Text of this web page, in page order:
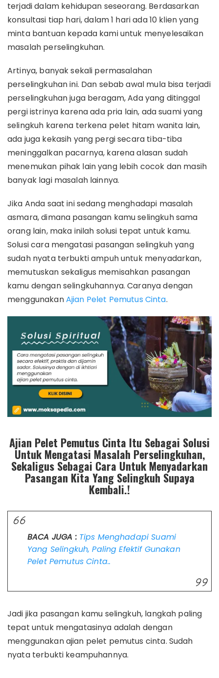
terjadi dalam kehidupan seseorang. Berdasarkan
konsultasi tiap hari, dalam 1 hari ada 10 klien yang
minta bantuan kepada kami untuk menyelesaikan
masalah perselingkuhan.
Artinya, banyak sekali permasalahan
perselingkuhan ini. Dan sebab awal mula bisa terjadi
perselingkuhan juga beragam, Ada yang ditinggal
pergi istrinya karena ada pria lain, ada suami yang
selingkuh karena terkena pelet hitam wanita lain,
ada juga kekasih yang pergi secara tiba-tiba
meninggalkan pacarnya, karena alasan sudah
menemukan pihak lain yang lebih cocok dan masih
banyak lagi masalah lainnya.
Jika Anda saat ini sedang menghadapi masalah
asmara, dimana pasangan kamu selingkuh sama
orang lain, maka inilah solusi tepat untuk kamu.
Solusi cara mengatasi pasangan selingkuh yang
sudah nyata terbukti ampuh untuk menyadarkan,
memutuskan sekaligus memisahkan pasangan
kamu dengan selingkuhannya. Caranya dengan
menggunakanAjian Pelet Pemutus Cinta.
Ajian Pelet Pemutus Cinta Itu Sebagai Solusi
Untuk Mengatasi Masalah Perselingkuhan,
Sekaligus Sebagai Cara Untuk Menyadarkan
Pasangan Kita Yang Selingkuh Supaya
Kembali.!
BACA JUGA : Tips Menghadapi Suami
Yang Selingkuh, Paling Efektif Gunakan
Pelet Pemutus Cinta..
Jadi jika pasangan kamu selingkuh, langkah paling
tepat untuk mengatasinya adalah dengan
menggunakan ajian pelet pemutus cinta. Sudah
nyata terbukti keampuhannya.